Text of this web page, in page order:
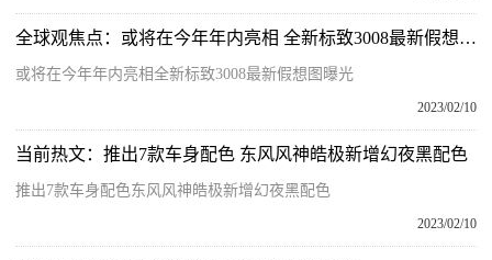
全球观焦点：或将在今年年内亮相 全新标致3008最新假想图曝光
或将在今年年内亮相全新标致3008最新假想图曝光
2023/02/10
当前热文：推出7款车身配色 东风风神皓极新增幻夜黑配色
推出7款车身配色东风风神皓极新增幻夜黑配色
2023/02/10